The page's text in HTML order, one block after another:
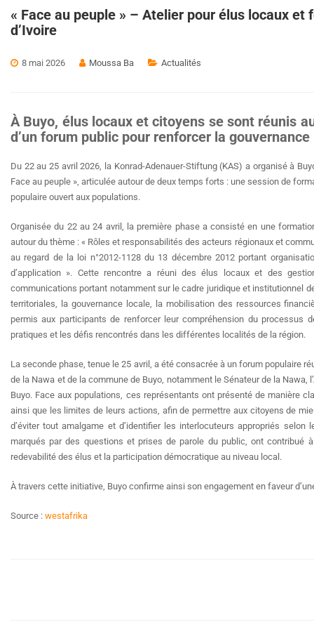
« Face au peuple » – Atelier pour élus locaux et
d’Ivoire
8 mai 2026 Moussa Ba Actualités
À Buyo, élus locaux et citoyens se sont réunis
d’un forum public pour renforcer la
Du 22 au 25 avril 2026, la Konrad-Adenauer-Stiftung (KAS) a organisé à
Face au peuple », articulée autour de deux temps forts : une session de
populaire ouvert aux populations.
Organisée du 22 au 24 avril, la première phase a consisté en une
autour du thème : « Rôles et responsabilités des acteurs régionaux et
au regard de la loi n°2012-1128 du 13 décembre 2012 portant
d’application ». Cette rencontre a réuni des élus locaux et des
communications portant notamment sur le cadre juridique et institutionnel
territoriales, la gouvernance locale, la mobilisation des ressources
permis aux participants de renforcer leur compréhension du processus
pratiques et les défis rencontrés dans les différentes localités de la région.
La seconde phase, tenue le 25 avril, a été consacrée à un forum populaire
de la Nawa et de la commune de Buyo, notamment le Sénateur de la Nawa,
Buyo. Face aux populations, ces représentants ont présenté de manière
ainsi que les limites de leurs actions, afin de permettre aux citoyens de
d’éviter tout amalgame et d’identifier les interlocuteurs appropriés
marqués par des questions et prises de parole du public, ont contribué
redevabilité des élus et la participation démocratique au niveau local.
À travers cette initiative, Buyo confirme ainsi son engagement en faveur
Source : westafrika